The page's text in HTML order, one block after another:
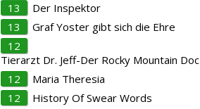
13
Der Inspektor
13
Graf Yoster gibt sich die Ehre
12
Tierarzt Dr. Jeff-Der Rocky Mountain Doc
12
Maria Theresia
12
History Of Swear Words